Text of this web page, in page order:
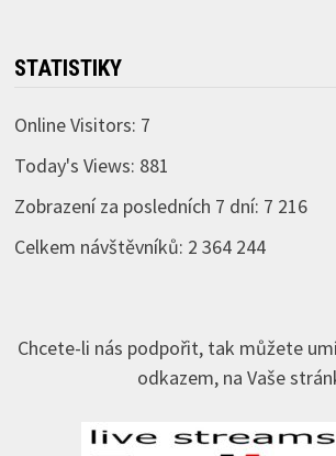
STATISTIKY
Online Visitors: 7
Today's Views: 881
Zobrazení za posledních 7 dní: 7 216
Celkem návštěvníků: 2 364 244
Chcete-li nás podpořit, tak můžete
odkazem, na Vaše